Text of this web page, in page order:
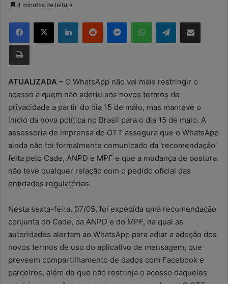
d
-
m
a
l
4 minutos de leitura
Telegram
ATUALIZADA – O WhatsApp não vai mais restringir o
acesso a quem não aderiu aos novos termos de
privacidade a partir do dia 15 de maio, mas manteve o
início da nova política no Brasil para o dia 15 de maio. A
assessoria de imprensa do OTT assegura que o WhatsApp
ainda não foi formalmente comunicado da ‘recomendação’
feita pelo Cade, ANPD e MPF e que a mudança de postura
não teve qualquer relação com o pedido oficial das
entidades regulatórias.
Nesta sexta-feira, 07/05, foi expedida uma recomendação
conjunta do Cade, da ANPD e do MPF, na qual as
autoridades alertam ao WhatsApp para adiar a adoção dos
novos termos de uso do aplicativo de mensagem, que
preveem compartilhamento de dados com Facebook e
parceiros, além de que não restrinja o acesso daqueles